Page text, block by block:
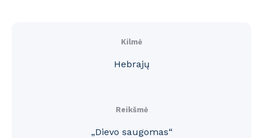
Kilmė
Hebrajų
Reikšmė
„Dievo saugomas“